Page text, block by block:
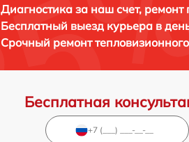
Диагностика за наш счет, ремонт
Бесплатный выезд курьера в
Срочный ремонт
Бесплатная